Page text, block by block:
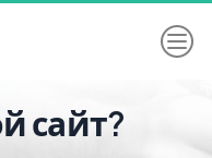
сайт?